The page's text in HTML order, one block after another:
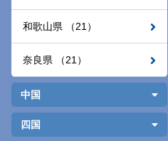
和歌山県 （21）
奈良県 （21）
中国
四国